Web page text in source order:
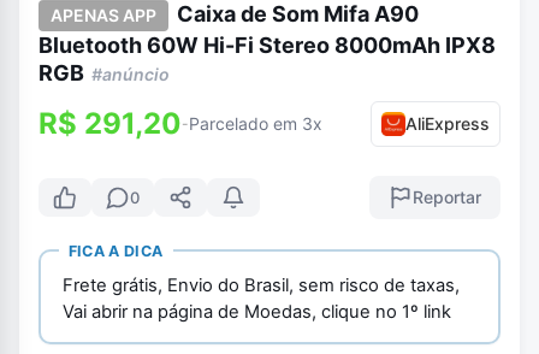
APENAS APP
Caixa de Som Mifa A90
Bluetooth 60W Hi-Fi Stereo 8000mAh IPX8
RGB #anúncio
R$ 291,20-Parcelado em 3x AliExpress
0 Reportar
FICA A DICA
Frete grátis, Envio do Brasil, sem risco de taxas,
Vai abrir na página de Moedas, clique no 1º link